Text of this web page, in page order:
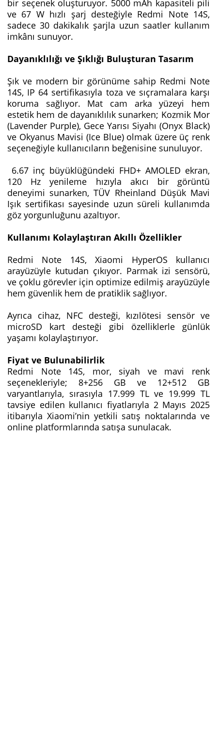
bir seçenek oluşturuyor. 5000 mAh kapasiteli pili
ve 67 W hızlı şarj desteğiyle Redmi Note 14S,
sadece 30 dakikalık şarjla uzun saatler kullanım
imkânı sunuyor.
Dayanıklılığı ve Şıklığı Buluşturan Tasarım
Şık ve modern bir görünüme sahip Redmi Note
14S, IP 64 sertifikasıyla toza ve sıçramalara karşı
koruma sağlıyor. Mat cam arka yüzeyi hem
estetik hem de dayanıklılık sunarken; Kozmik Mor
(Lavender Purple), Gece Yarısı Siyahı (Onyx Black)
ve Okyanus Mavisi (Ice Blue) olmak üzere üç renk
seçeneğiyle kullanıcıların beğenisine sunuluyor.
6.67 inç büyüklüğündeki FHD+ AMOLED ekran,
120 Hz yenileme hızıyla akıcı bir görüntü
deneyimi sunarken, TÜV Rheinland Düşük Mavi
Işık sertifikası sayesinde uzun süreli kullanımda
göz yorgunluğunu azaltıyor.
Kullanımı Kolaylaştıran Akıllı Özellikler
Redmi Note 14S, Xiaomi HyperOS kullanıcı
arayüzüyle kutudan çıkıyor. Parmak izi sensörü,
ve çoklu görevler için optimize edilmiş arayüzüyle
hem güvenlik hem de pratiklik sağlıyor.
Ayrıca cihaz, NFC desteği, kızılötesi sensör ve
microSD kart desteği gibi özelliklerle günlük
yaşamı kolaylaştırıyor.
Fiyat ve Bulunabilirlik
Redmi Note 14S, mor, siyah ve mavi renk
seçenekleriyle; 8+256 GB ve 12+512 GB
varyantlarıyla, sırasıyla 17.999 TL ve 19.999 TL
tavsiye edilen kullanıcı fiyatlarıyla 2 Mayıs 2025
itibarıyla Xiaomi’nin yetkili satış noktalarında ve
online platformlarında satışa sunulacak.